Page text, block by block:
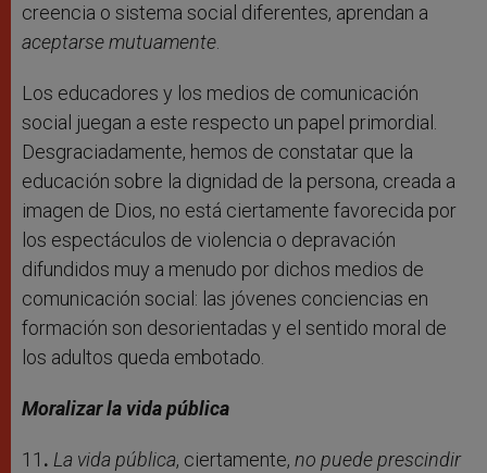
creencia o sistema social diferentes, aprendan a
aceptarse mutuamente.
Los educadores y los medios de comunicación
social juegan a este respecto un papel primordial.
Desgraciadamente, hemos de constatar que la
educación sobre la dignidad de la persona, creada a
imagen de Dios, no está ciertamente favorecida por
los espectáculos de violencia o depravación
difundidos muy a menudo por dichos medios de
comunicación social: las jóvenes conciencias en
formación son desorientadas y el sentido moral de
los adultos queda embotado.
Moralizar la vida pública
11 . La vida pública, ciertamente, no puede prescindir